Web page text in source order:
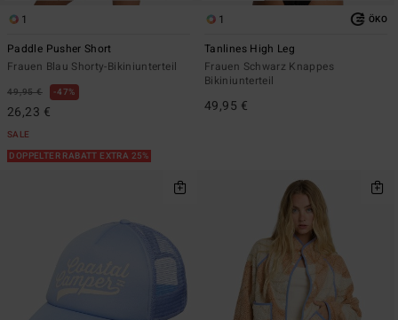
1
Paddle Pusher Short
Frauen Blau Shorty-Bikiniunterteil
49,95 € 47%
26,23 €
SALE
DOPPELTER RABATT EXTRA 25%
1 ÖKO
Tanlines High Leg
Frauen Schwarz Knappes
Bikiniunterteil
49,95 €